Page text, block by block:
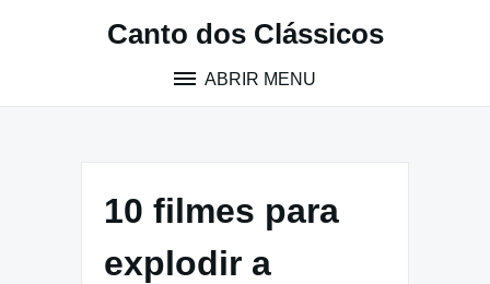
Canto dos Clássicos
ABRIR MENU
10 filmes para
explodir a